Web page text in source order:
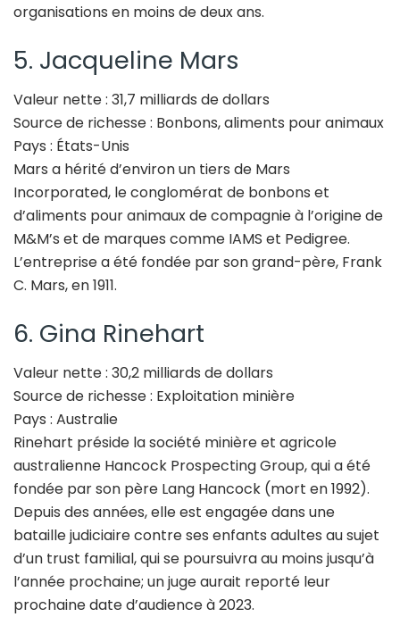
organisations en moins de deux ans.
5. Jacqueline Mars
Valeur nette : 31,7 milliards de dollars
Source de richesse : Bonbons, aliments pour animaux
Pays : États-Unis
Mars a hérité d’environ un tiers de Mars
Incorporated, le conglomérat de bonbons et
d’aliments pour animaux de compagnie à l’origine de
M&M’s et de marques comme IAMS et Pedigree.
L’entreprise a été fondée par son grand-père, Frank
C. Mars, en 1911.
6. Gina Rinehart
Valeur nette : 30,2 milliards de dollars
Source de richesse : Exploitation minière
Pays : Australie
Rinehart préside la société minière et agricole
australienne Hancock Prospecting Group, qui a été
fondée par son père Lang Hancock (mort en 1992).
Depuis des années, elle est engagée dans une
bataille judiciaire contre ses enfants adultes au sujet
d’un trust familial, qui se poursuivra au moins jusqu’à
l’année prochaine; un juge aurait reporté leur
prochaine date d’audience à 2023.